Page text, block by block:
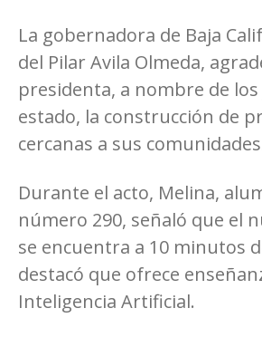
La gobernadora de Baja
del Pilar Avila Olmeda,
presidenta, a nombre de los
estado, la construcción de
cercanas a sus
Durante el acto, Melina,
número 290, señaló que el
se encuentra a 10 minutos
destacó que ofrece
Inteligencia Artificial.